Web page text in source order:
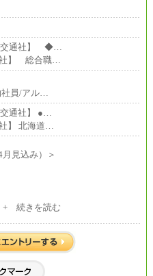
交通社】 ◆…
社】 総合職…
社員/アル…
交通社】 ●…
】 北海道…
月見込み）＞
、237,000円（※5）
、216,500円（※5）
+ 続きを読む